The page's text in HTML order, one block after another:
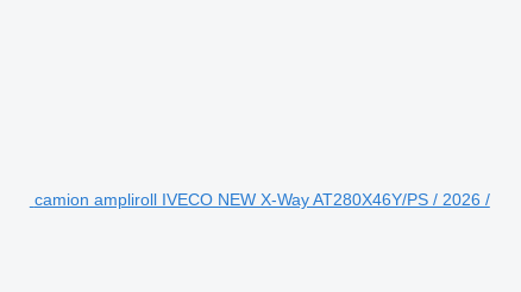
camion ampliroll IVECO NEW X-Way AT280X46Y/PS / 2026 /